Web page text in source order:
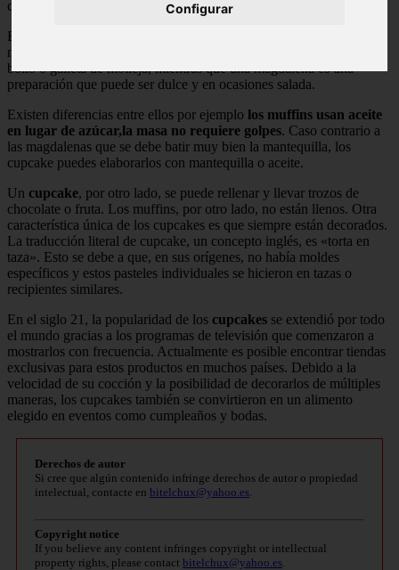
Configurar
cubiertas ya son parte de la vida diaria.
Estos postres son muy similares a los
nombre que viene del pastelero Madeleine Palmer) es un pequeño
bollo o galleta de molleja, mientras que una magdalena es una
preparación que puede ser dulce y en ocasiones salada.
Existen diferencias entre ellos por ejemplo los muffins usan aceite
en lugar de azúcar,la masa no requiere golpes. Caso contrario a
las magdalenas que se debe batir muy bien la mantequilla, los
cupcake puedes elaborarlos con mantequilla o aceite.
Un cupcake, por otro lado, se puede rellenar y llevar trozos de
chocolate o fruta. Los muffins, por otro lado, no están llenos. Otra
característica única de los cupcakes es que siempre están decorados.
La traducción literal de cupcake, un concepto inglés, es «torta en
taza». Esto se debe a que, en sus orígenes, no había moldes
específicos y estos pasteles individuales se hicieron en tazas o
recipientes similares.
En el siglo 21, la popularidad de los cupcakes se extendió por todo
el mundo gracias a los programas de televisión que comenzaron a
mostrarlos con frecuencia. Actualmente es posible encontrar tiendas
exclusivas para estos productos en muchos países. Debido a la
velocidad de su cocción y la posibilidad de decorarlos de múltiples
maneras, los cupcakes también se convirtieron en un alimento
elegido en eventos como cumpleaños y bodas.
Derechos de autor
Si cree que algún contenido infringe derechos de autor o propiedad
intelectual, contacte en bitelchux@yahoo.es
Copyright notice
If you believe any content infringes copyright or intellectual
property rights, please contact bitelchux@yahoo.es